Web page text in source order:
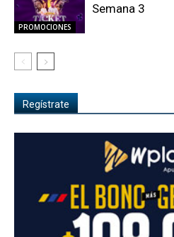
PROMOCIONES
Semana 3
Regístrate